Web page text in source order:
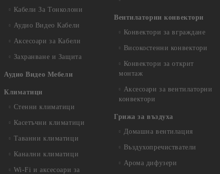
Кабели За Тонколони
Аудио Видео Кабели
Аксесоари за Кабели
Захранване и Защита
Аудио Видео Мебели
Климатици
Стенни климатици
Касетъчни климатици
Таванни климатици
Канални климатици
Wi-Fi и аксесоари за
Вентилаторни конвектори
Конвектори за вграждане
Високостенни конвектори
Конвектори за открит
монтаж
Аксесоари за вентилаторни
конвектори
Грижа за въздуха
Домашна вентилация
Въздухопречистватели
Арома дифузери